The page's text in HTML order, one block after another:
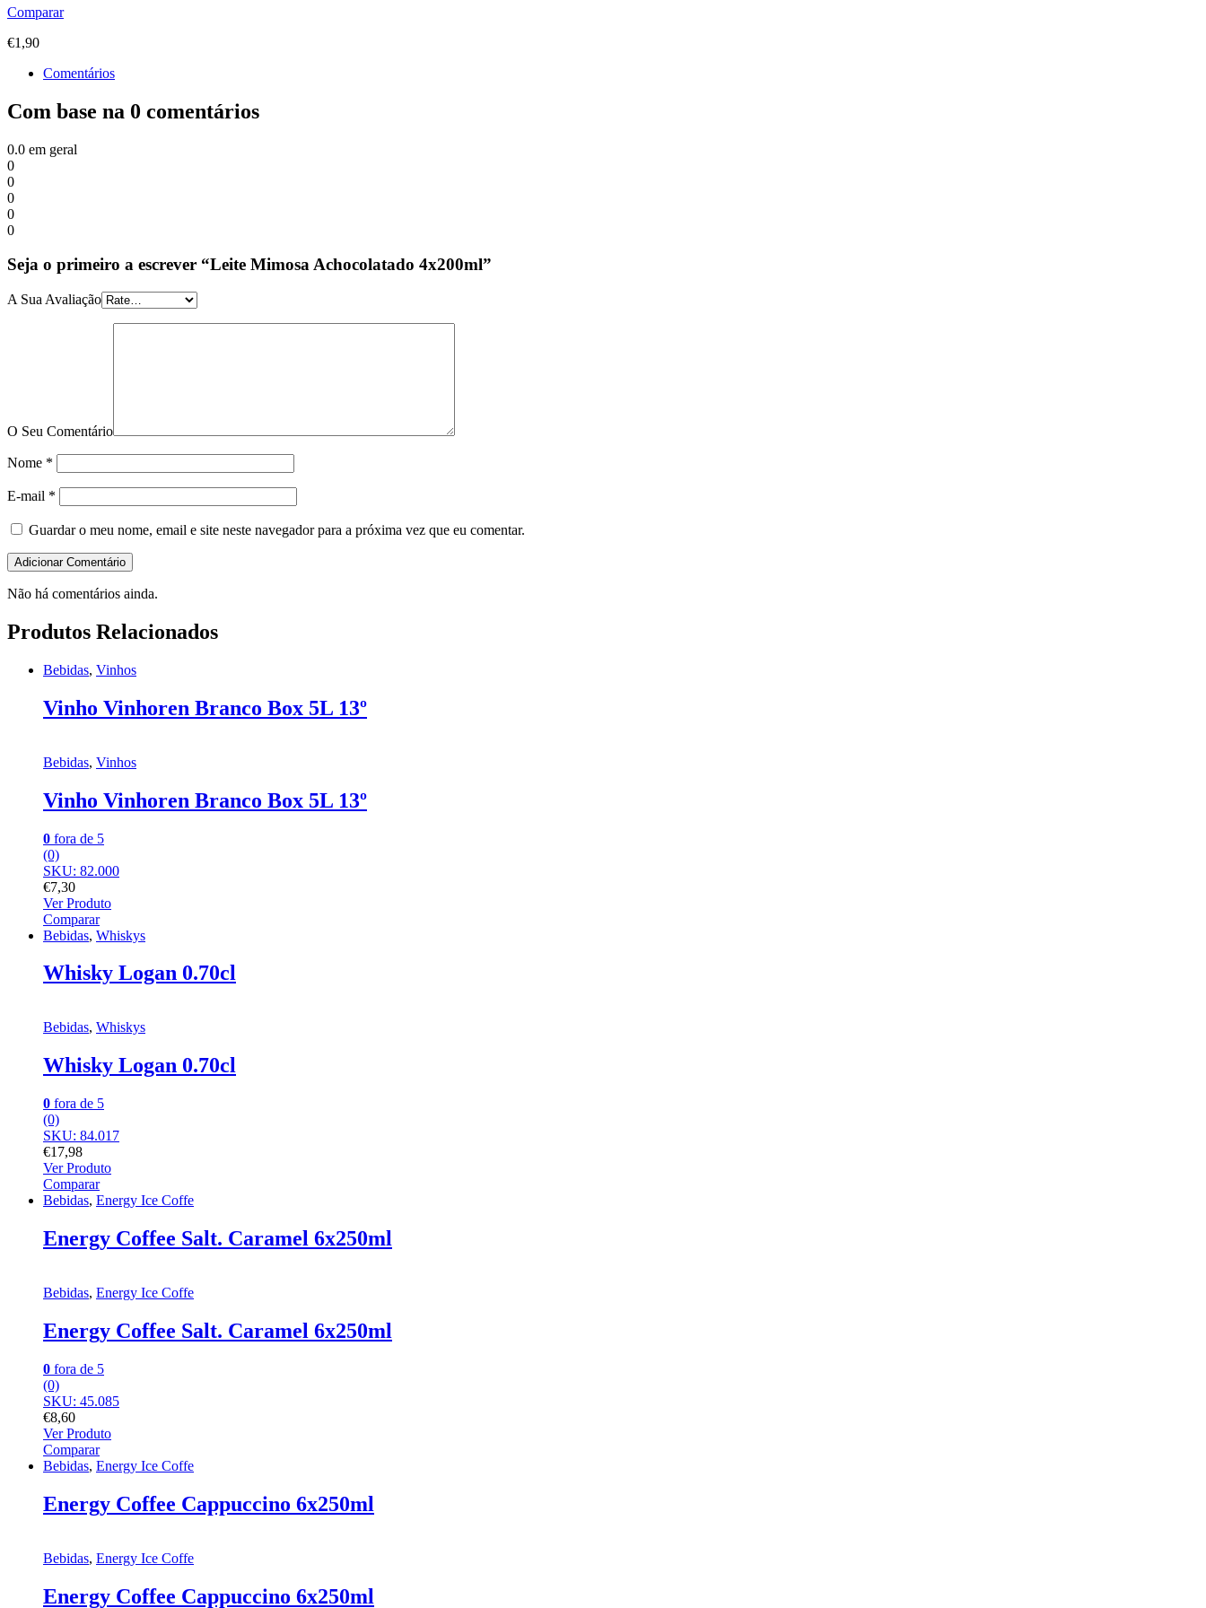
Comparar
€1,90
Comentários
Com base na 0 comentários
0.0 em geral
0
0
0
0
0
Seja o primeiro a escrever “Leite Mimosa Achocolatado 4x200ml”
A Sua Avaliação
O Seu Comentário
Nome *
E-mail *
Guardar o meu nome, email e site neste navegador para a próxima vez que eu comentar.
Não há comentários ainda.
Produtos Relacionados
Bebidas, Vinhos
Vinho Vinhoren Branco Box 5L 13º
Bebidas, Vinhos
Vinho Vinhoren Branco Box 5L 13º
0 fora de 5
(0)
SKU: 82.000
€7,30
Ver Produto
Comparar
Bebidas, Whiskys
Whisky Logan 0.70cl
Bebidas, Whiskys
Whisky Logan 0.70cl
0 fora de 5
(0)
SKU: 84.017
€17,98
Ver Produto
Comparar
Bebidas, Energy Ice Coffe
Energy Coffee Salt. Caramel 6x250ml
Bebidas, Energy Ice Coffe
Energy Coffee Salt. Caramel 6x250ml
0 fora de 5
(0)
SKU: 45.085
€8,60
Ver Produto
Comparar
Bebidas, Energy Ice Coffe
Energy Coffee Cappuccino 6x250ml
Bebidas, Energy Ice Coffe
Energy Coffee Cappuccino 6x250ml